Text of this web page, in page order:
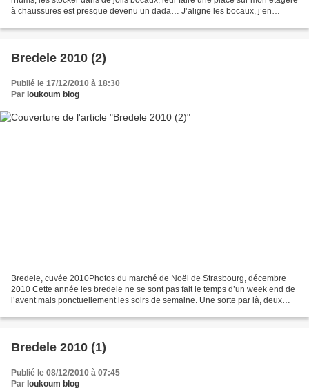
à chaussures est presque devenu un dada… J’aligne les bocaux, j’en
Bredele 2010 (2)
Publié le 17/12/2010 à 18:30
Par loukoum blog
Bredele, cuvée 2010Photos du marché de Noël de Strasbourg, décembre
2010 Cette année les bredele ne se sont pas fait le temps d’un week end de
l’avent mais ponctuellement les soirs de semaine. Une sorte par là, deux
Bredele 2010 (1)
Publié le 08/12/2010 à 07:45
Par loukoum blog